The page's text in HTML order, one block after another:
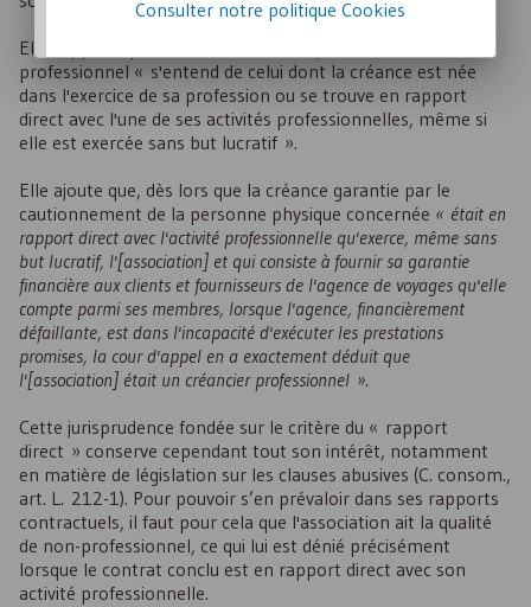
Elle rappelle que, au sens de l’article précité, le créancier
professionnel « s'entend de celui dont la créance est née
dans l'exercice de sa profession ou se trouve en rapport
direct avec l'une de ses activités professionnelles, même si
elle est exercée sans but lucratif ».
Elle ajoute que, dès lors que la créance garantie par le
cautionnement de la personne physique concernée « était en
rapport direct avec l'activité professionnelle qu'exerce, même sans
but lucratif, l'[association] et qui consiste à fournir sa garantie
financière aux clients et fournisseurs de l'agence de voyages qu'elle
compte parmi ses membres, lorsque l'agence, financièrement
défaillante, est dans l'incapacité d'exécuter les prestations
promises, la cour d'appel en a exactement déduit que
l'[association] était un créancier professionnel ».
Cette jurisprudence fondée sur le critère du « rapport
direct » conserve cependant tout son intérêt, notamment
en matière de législation sur les clauses abusives (C. consom.,
art. L. 212-1). Pour pouvoir s’en prévaloir dans ses rapports
contractuels, il faut pour cela que l'association ait la qualité
de non-professionnel, ce qui lui est dénié précisément
lorsque le contrat conclu est en rapport direct avec son
activité professionnelle.
Consulter notre politiqueCookies